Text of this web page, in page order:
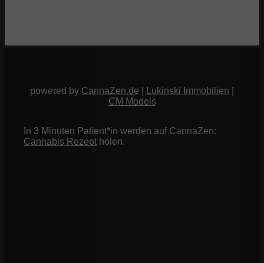
powered by CannaZen.de Lukinski Immobilien
CM Models
In 3 Minuten Patient*in werden auf CannaZen:
Cannabis Rezept holen.